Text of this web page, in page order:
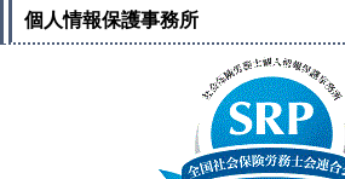
個人情報保護事務所